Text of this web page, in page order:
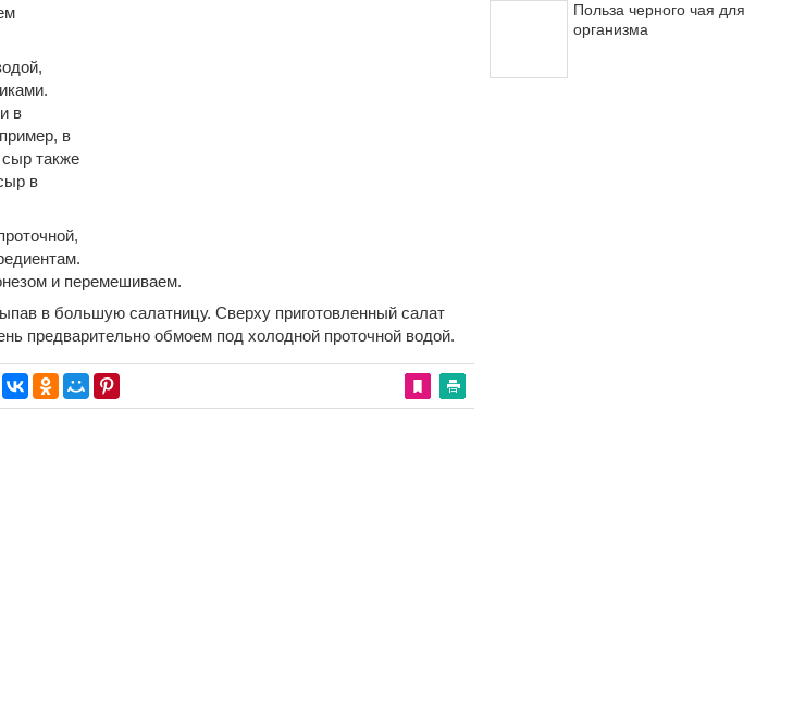
в
в
также
в
и перемешиваем.
в большую салатницу. Сверху приготовленный салат
предварительно обмоем под холодной проточной водой.
Польза черного чая для
организма